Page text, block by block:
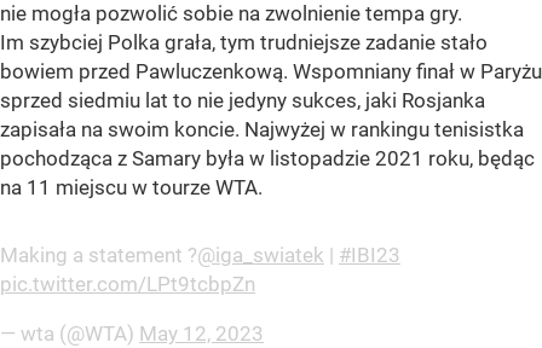
nie mogła pozwolić sobie na zwolnienie tempa gry.
Im szybciej Polka grała, tym trudniejsze zadanie stało
bowiem przed Pawluczenkową. Wspomniany finał w Paryżu
sprzed siedmiu lat to nie jedyny sukces, jaki Rosjanka
zapisała na swoim koncie. Najwyżej w rankingu tenisistka
pochodząca z Samary była w listopadzie 2021 roku, będąc
na 11 miejscu w tourze WTA.
Making a statement ?@iga_swiatek | #IBI23
pic.twitter.com/LPt9tcbpZn
— wta (@WTA) May 12, 2023